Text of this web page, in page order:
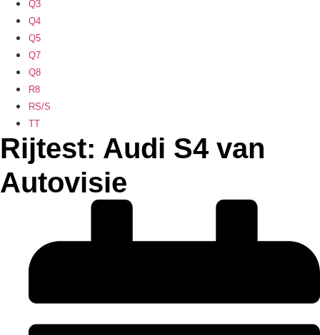
Q3
Q4
Q5
Q7
Q8
R8
RS/S
TT
Rijtest: Audi S4 van
Autovisie